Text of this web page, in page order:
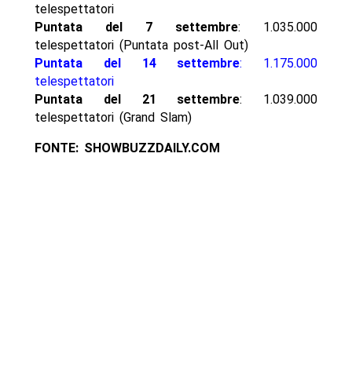
telespettatori
Puntata del 7 settembre: 1.035.000
telespettatori (Puntata post-All Out)
Puntata del 14 settembre: 1.175.000
telespettatori
Puntata del 21 settembre: 1.039.000
telespettatori (Grand Slam)
FONTE: SHOWBUZZDAILY.COM